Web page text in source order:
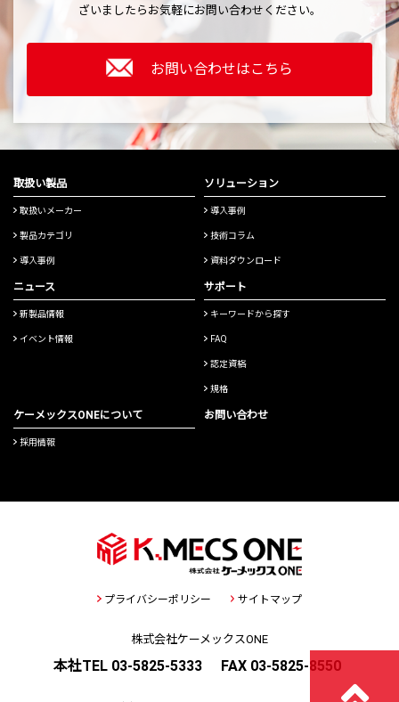
ざいましたら お気軽にお問い合わせください。
お問い合わせはこちら
取扱い製品
取扱いメーカー
製品カテゴリ
導入事例
ソリューション
導入事例
技術コラム
資料ダウンロード
ニュース
新製品情報
イベント情報
サポート
キーワードから探す
FAQ
認定資格
規格
ケーメックスONEについて
採用情報
お問い合わせ
プライバシーポリシー サイトマップ
株式会社ケーメックスONE
本社TEL 03-5825-5333 FAX 03-5825-8550